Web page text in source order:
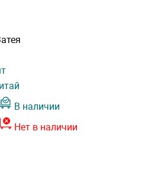
В наличии
Нет в наличии